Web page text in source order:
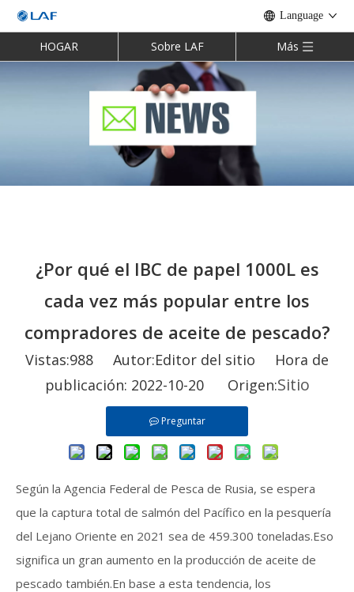
Language
HOGAR Sobre LAF Más
¿Por qué el IBC de papel 1000L es
cada vez más popular entre los
compradores de aceite de pescado?
Vistas:988 Autor:Editor del sitio Hora de
publicación: 2022-10-20 Origen:Sitio
Preguntar
Según la Agencia Federal de Pesca de Rusia, se espera
que la captura total de salmón del Pacífico en la pesquería
del Lejano Oriente en 2021 sea de 459.300 toneladas.Eso
significa un gran aumento en la producción de aceite de
pescado también.En base a esta tendencia, los